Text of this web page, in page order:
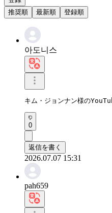
推奨順
最新順 登録順
아도니스
キム・ジョンナン様の
0
返信を書く
2026.07.07 15:31
pah659